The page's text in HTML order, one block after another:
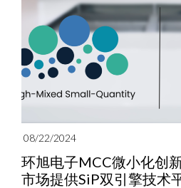
08/22/2024
环旭电子MCC微小化创
市场提供SiP双引擎技术